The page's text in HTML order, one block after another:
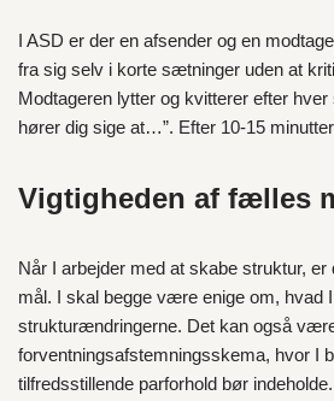
I ASD er der en afsender og en
fra sig selv i korte sætninger uden at
Modtageren lytter og kvitterer efter
hører dig sige at…”. Efter 10-15
Vigtigheden af fælles
Når I arbejder med at skabe struktur,
mål. I skal begge være enige om, hvad
strukturændringerne. Det kan også
forventningsafstemningsskema, hvor I
tilfredsstillende parforhold bør indeholde.